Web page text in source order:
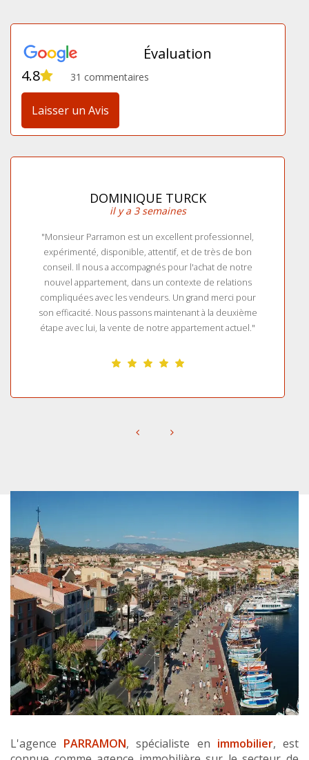
Évaluation
4.8
31 commentaires
Laisser un Avis
DOMINIQUE TURCK
il y a 3 semaines
"Monsieur Parramon est un excellent professionnel,
expérimenté, disponible, attentif, et de très de bon
conseil. Il nous a accompagnés pour l'achat de notre
nouvel appartement, dans un contexte de relations
compliquées avec les vendeurs. Un grand merci pour
son efficacité. Nous passons maintenant à la deuxième
étape avec lui, la vente de notre appartement actuel."
L'agence PARRAMON, spécialiste en immobilier, est